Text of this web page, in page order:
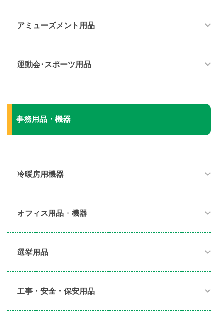
アミューズメント用品​
運動会･スポーツ用品​
事務用品・機器
冷暖房用機器​
オフィス用品・機器​
選挙用品
工事・安全・保安用品